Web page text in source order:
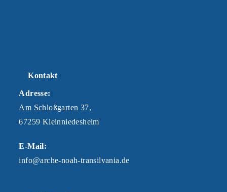
Kontakt
Adresse:
Am Schloßgarten 37,
67259 Kleinniedesheim
E-Mail:
info@arche-noah-transilvania.de